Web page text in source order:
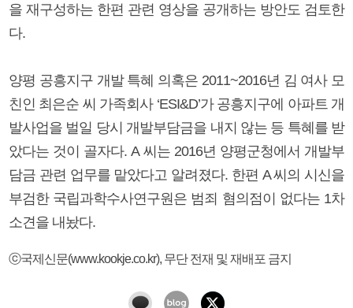
을 재구성하는 한편 관련 영상을 공개하는 방안도 검토한
다.
양평 공흥지구 개발 특혜 의혹은 2011~2016년 김 여사 모
친인 최은순 씨 가족회사 ‘ESI&D’가 공흥지구에 아파트 개
발사업을 벌일 당시 개발부담금을 내지 않는 등 특혜를 받
았다는 것이 골자다. A 씨는 2016년 양평군청에서 개발부
담금 관련 업무를 맡았다고 알려졌다. 한편 A 씨의 시신을
부검한 국립과학수사연구원은 범죄 혐의점이 없다는 1차
소견을 내놨다.
ⓒ국제신문(www.kookje.co.kr), 무단 전재 및 재배포 금지